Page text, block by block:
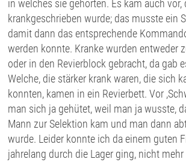
in welches sie gehörten. Es kam auch vor,
krankgeschrieben wurde; das musste ein
damit dann das entsprechende
werden konnte. Kranke wurden entweder
oder in den Revierblock gebracht, da gab
Welche, die stärker krank waren, die sich
konnten, kamen in ein Revierbett. Vor
man sich ja gehütet, weil man ja wusste,
Mann zur Selektion kam und man dann
wurde. Leider konnte ich da einem guten
jahrelang durch die Lager ging, nicht mehr